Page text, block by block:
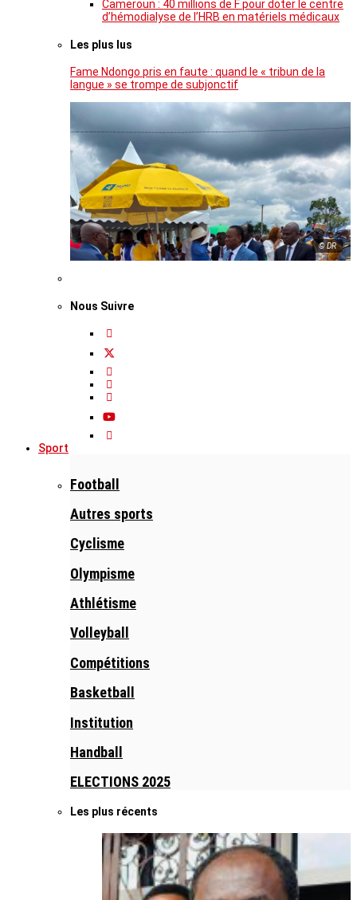
Cameroun : 40 millions de F pour doter le centre
d’hémodialyse de l’HRB en matériels médicaux
Les plus lus
Fame Ndongo pris en faute : quand le « tribun de la
langue » se trompe de subjonctif
© DR
Nous Suivre
Sport
Football
Autres sports
Cyclisme
Olympisme
Athlétisme
Volleyball
Compétitions
Basketball
Institution
Handball
ELECTIONS 2025
Les plus récents